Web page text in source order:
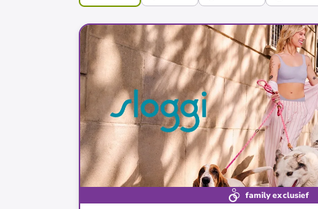
family exclusief